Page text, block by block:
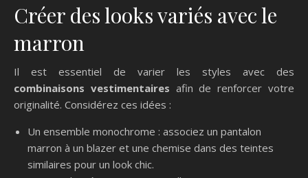
Créer des looks variés avec le
marron
Il est essentiel de varier les styles avec des
combinaisons vestimentaires afin de renforcer votre
originalité. Considérez ces idées :
Un ensemble monochrome : associez un pantalon
marron à un blazer et une chemise dans des teintes
similaires pour un look chic.